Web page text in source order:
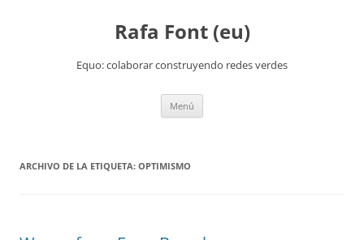
Rafa Font (eu)
Equo: colaborar construyendo redes verdes
Menú
ARCHIVO DE LA ETIQUETA: OPTIMISMO